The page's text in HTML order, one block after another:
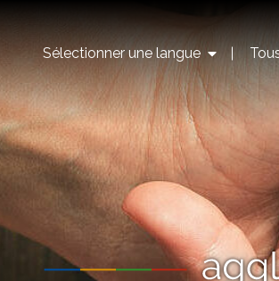
Sélectionner une langue